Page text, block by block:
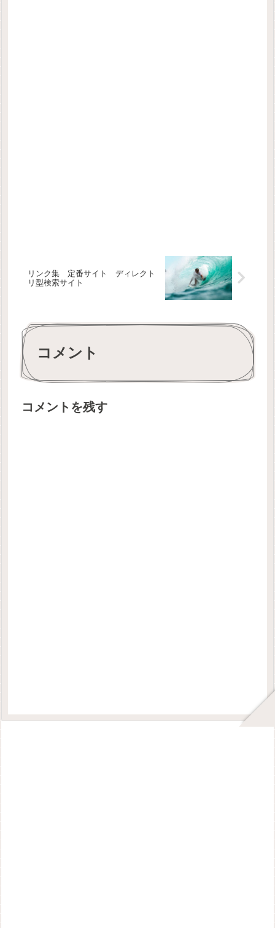
リンク集 定番サイト ディレクト
リ型検索サイト
コメント
コメントを残す